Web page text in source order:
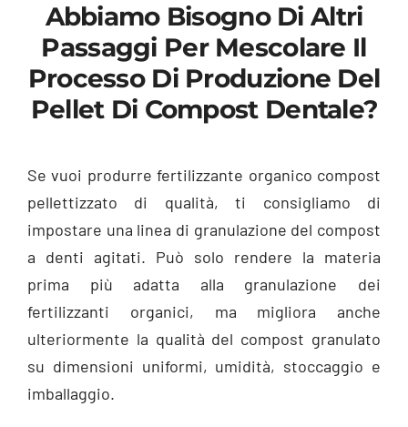
Abbiamo Bisogno Di Altri
Passaggi Per Mescolare Il
Processo Di Produzione Del
Pellet Di Compost Dentale?
Se vuoi produrre fertilizzante organico compost
pellettizzato di qualità, ti consigliamo di
impostare una linea di granulazione del compost
a denti agitati. Può solo rendere la materia
prima più adatta alla granulazione dei
fertilizzanti organici, ma migliora anche
ulteriormente la qualità del compost granulato
su dimensioni uniformi, umidità, stoccaggio e
imballaggio.